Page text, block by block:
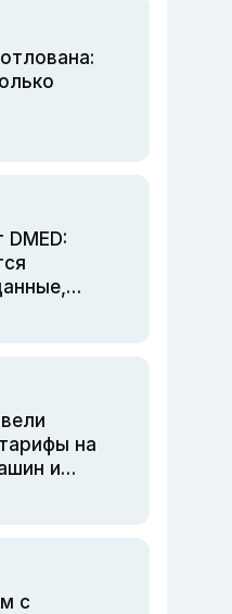
об
стройка
DMED:
и
на
и
с